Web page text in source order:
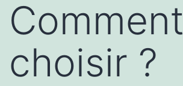
Comment
choisir ?